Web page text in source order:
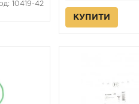
10419-42
КУПИТИ